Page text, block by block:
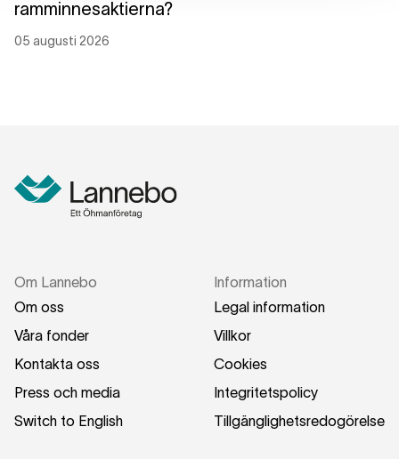
ramminnesaktierna?
05 augusti 2026
Om Lannebo
Om oss
Våra fonder
Kontakta oss
Press och media
Switch to English
Information
Legal information
Villkor
Cookies
Integritetspolicy
Tillgänglighetsredogörelse